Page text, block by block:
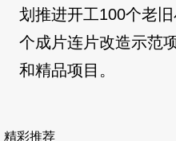
划推进开工100个老
个成片连片改造示范
和精品项目。
精彩推荐